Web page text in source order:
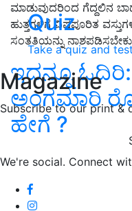
Quiz
Take a quiz and
Magazine
Subscribe to our print &
We're social. Connect
ಮಾಡುವುದರಿಂದ ಗೆದ್ದಲಿನ
ಹುತ್ತಗಳಿಗೆ ವಿಷಪೂರಿತ
ಸಂತತಿಯನ್ನು
ಇದನ್ನೂ
ಅಂಗಮಾರಿ
ಹೇಗೆ ?